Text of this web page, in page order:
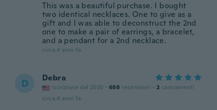
This was a beautiful purchase. I bought
two identical necklaces. One to give as a
gift and I was able to deconstruct the 2nd
one to make a pair of earrings, a bracelet,
and a pendant for a 2nd necklace.
circa 4 anni fa
D Debra
Iscrizione dal 2020 · 698 recensioni · 2 caricamenti
circa 4 anni fa